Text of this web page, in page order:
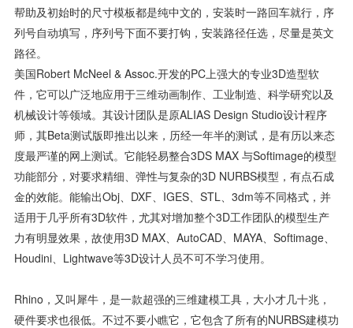
帮助及初始时的尺寸模板都是纯中文的，安装时一路回车就行，序
列号自动填写，序列号下面不要打钩，安装路径任选，尽量是英文
路径。
美国Robert McNeel & Assoc.开发的PC上强大的专业3D造型软
件，它可以广泛地应用于三维动画制作、工业制造、科学研究以及
机械设计等领域。其设计团队是原ALIAS Design Studio设计程序
师，其Beta测试版即推出以来，历经一年半的测试，是有历以来态
度最严谨的网上测试。它能轻易整合3DS MAX 与Softimage的模型
功能部分，对要求精细、弹性与复杂的3D NURBS模型，有点石成
金的效能。能输出obj、DXF、IGES、STL、3dm等不同格式，并
适用于几乎所有3D软件，尤其对增加整个3D工作团队的模型生产
力有明显效果，故使用3D MAX、AutoCAD、MAYA、Softimage、
Houdini、Lightwave等3D设计人员不可不学习使用。
Rhino，又叫犀牛，是一款超强的三维建模工具，大小才几十兆，
硬件要求也很低。不过不要小瞧它，它包含了所有的NURBS建模功